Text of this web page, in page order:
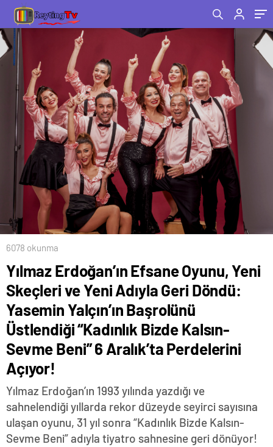
Yalçın’ın Başrolünü Üstlendiği “Kadınlık
Bizde Kalsın-Sevme Beni” 6 Aralık’ta
Perdelerini Açıyor!
6078 okunma
Yılmaz Erdoğan’ın Efsane Oyunu, Yeni
Skeçleri ve Yeni Adıyla Geri Döndü:
Yasemin Yalçın’ın Başrolünü
Üstlendiği “Kadınlık Bizde Kalsın-
Sevme Beni” 6 Aralık’ta Perdelerini
Açıyor!
Yılmaz Erdoğan’ın 1993 yılında yazdığı ve
sahnelendiği yıllarda rekor düzeyde seyirci sayısına
ulaşan oyunu, 31 yıl sonra “Kadınlık Bizde Kalsın-
Sevme Beni” adıyla tiyatro sahnesine geri dönüyor!